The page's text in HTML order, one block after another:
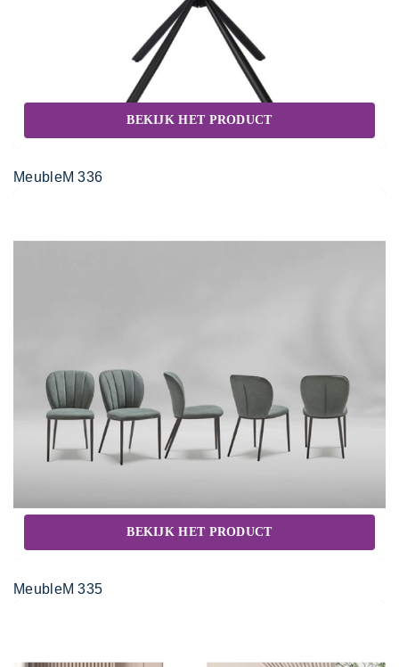
BEKIJK HET PRODUCT
MeubleM 336
BEKIJK HET PRODUCT
MeubleM 335